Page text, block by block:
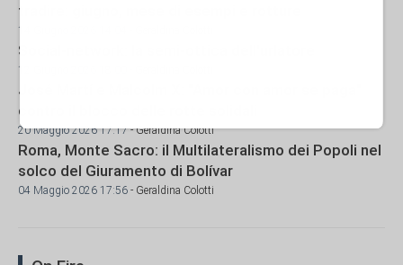
tradire: giugno, mese di esempi e rotture
14 Giugno 2026 14:04
Social-network: la semi-ottica dell'urlatore
12 Giugno 2026 18:00
José Martí e Malcolm X: "Amor con amor se paga"
contro il blocco delle rotte solidali
20 Maggio 2026 17:17- Geraldina Colotti
Roma, Monte Sacro: il Multilateralismo dei Popoli nel
solco del Giuramento di Bolívar
04 Maggio 2026 17:56 - Geraldina Colotti